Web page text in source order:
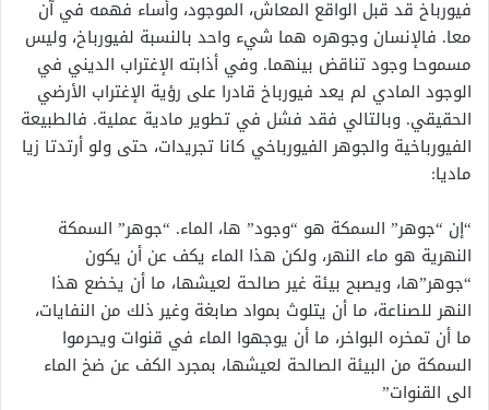
فيورباخ قد قبل الواقع المعاش، الموجود، وأساء فهمه في آن
معا. فالإنسان وجوهره هما شيء واحد بالنسبة لفيورباخ، وليس
مسموحا وجود تناقض بينهما. وفي أذابته الإغتراب الديني في
الوجود المادي لم يعد فيورباخ قادرا على رؤية الإغتراب الأرضي
الحقيقي. وبالتالي فقد فشل في تطوير مادية عملية. فالطبيعة
الفيورباخية والجوهر الفيورباخي كانا تجريدات، حتى ولو أرتدتا زيا
ماديا:
“إن “جوهر” السمكة هو “وجود” ها، الماء. “جوهر” السمكة
النهرية هو ماء النهر، ولكن هذا الماء يكف عن أن يكون
“جوهر”ها، ويصبح بيئة غير صالحة لعيشها، ما أن يخضع هذا
النهر للصناعة، ما أن يتلوث بمواد صابغة وغير ذلك من النفايات،
ما أن تمخره البواخر، ما أن يوجهوا الماء في قنوات ويحرموا
السمكة من البيئة الصالحة لعيشها، بمجرد الكف عن ضخ الماء
الى القنوات”